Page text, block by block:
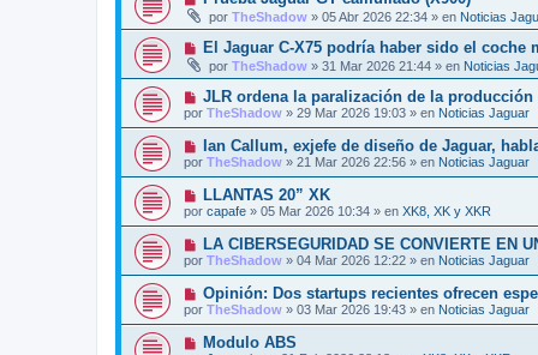
e
s
a
e
o
m
e
s
a
e
e
v
o
m
e
n
s
a
e
por TheShadow » 05 Abr 2026 22:34 » en Noticias
N
e
o
m
e
s
a
e
El Jaguar C-X75 podría haber sido el coche
por TheShadow » 31 Mar 2026 21:44 » en Noticias
N
u
e
v
o
m
e
s
a
e
JLR ordena la paralización de la
por TheShadow » 29 Mar 2026 19:03 » en Noticias Jaguar
N
u
e
v
o
m
e
s
a
e
Ian Callum, exjefe de diseño de Jaguar,
por TheShadow » 21 Mar 2026 22:56 » en Noticias Jaguar
N
u
e
v
o
m
e
n
s
a
e
LLANTAS 20” XK
por capafe » 05 Mar 2026 10:34 » en XK8, XK y XKR
N
u
e
o
m
e
LA CIBERSEGURIDAD SE CONVIERTE EN
por TheShadow » 04 Mar 2026 12:22 » en Noticias Jaguar
N
u
e
v
o
Opinión: Dos startups recientes ofrecen
por TheShadow » 03 Mar 2026 19:43 » en Noticias Jaguar
NModulo ABS